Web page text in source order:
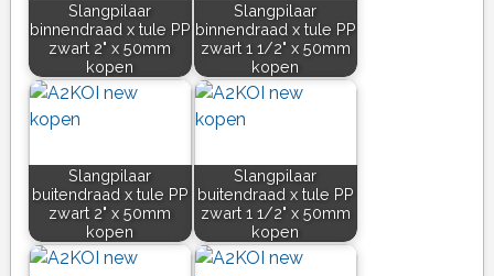
Slangpilaar
binnendraad x tule PP
zwart 2" x 50mm
kopen
Slangpilaar
binnendraad x tule PP
zwart 1 1/2" x 50mm
kopen
Slangpilaar
buitendraad x tule PP
zwart 2" x 50mm
kopen
Slangpilaar
buitendraad x tule PP
zwart 1 1/2" x 50mm
kopen